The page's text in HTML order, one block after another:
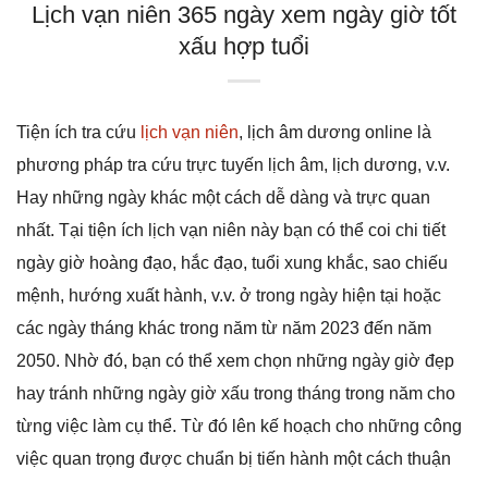
Lịch vạn niên 365 ngày xem ngày giờ tốt
xấu hợp tuổi
Tiện ích tra cứu lịch vạn niên, lịch âm dương online là
phương pháp tra cứu trực tuyến lịch âm, lịch dương, v.v.
Hay những ngày khác một cách dễ dàng và trực quan
nhất. Tại tiện ích lịch vạn niên này bạn có thể coi chi tiết
ngày giờ hoàng đạo, hắc đạo, tuổi xung khắc, sao chiếu
mệnh, hướng xuất hành, v.v. ở trong ngày hiện tại hoặc
các ngày tháng khác trong năm từ năm 2023 đến năm
2050. Nhờ đó, bạn có thể xem chọn những ngày giờ đẹp
hay tránh những ngày giờ xấu trong tháng trong năm cho
từng việc làm cụ thể. Từ đó lên kế hoạch cho những công
việc quan trọng được chuẩn bị tiến hành một cách thuận